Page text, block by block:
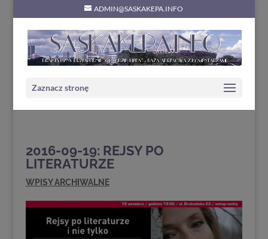
ADMIN@SASKAKEPA.INFO
Zaznacz stronę
2016-09-19: REJSY PO
LITERATURZE
WPISY ARCHIWALNE